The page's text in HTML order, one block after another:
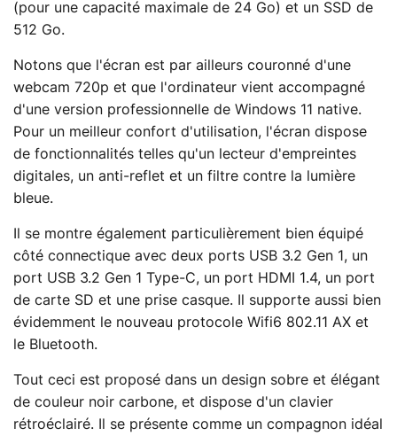
(pour une capacité maximale de 24 Go) et un SSD de
512 Go.
Notons que l'écran est par ailleurs couronné d'une
webcam 720p et que l'ordinateur vient accompagné
d'une version professionnelle de Windows 11 native.
Pour un meilleur confort d'utilisation, l'écran dispose
de fonctionnalités telles qu'un lecteur d'empreintes
digitales, un anti-reflet et un filtre contre la lumière
bleue.
Il se montre également particulièrement bien équipé
côté connectique avec deux ports USB 3.2 Gen 1, un
port USB 3.2 Gen 1 Type-C, un port HDMI 1.4, un port
de carte SD et une prise casque. Il supporte aussi bien
évidemment le nouveau protocole Wifi6 802.11 AX et
le Bluetooth.
Tout ceci est proposé dans un design sobre et élégant
de couleur noir carbone, et dispose d'un clavier
rétroéclairé. Il se présente comme un compagnon idéal